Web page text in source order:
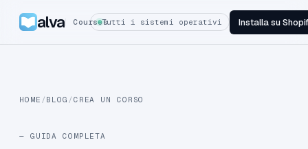
alva CoursesTutti i sistemi operativi Installa su
HOME / BLOG / CREA UN CORSO
— GUIDA COMPLETA